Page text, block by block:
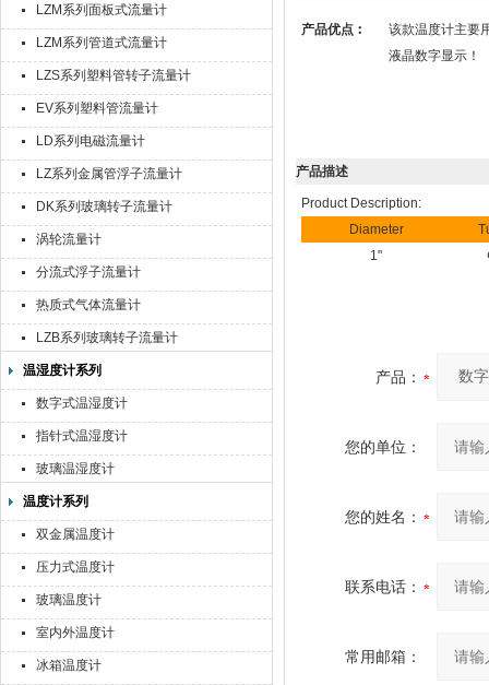
LZM系列面板式流量计
LZM系列管道式流量计
LZS系列塑料管转子流量计
EV系列塑料管流量计
LD系列电磁流量计
LZ系列金属管浮子流量计
DK系列玻璃转子流量计
涡轮流量计
分流式浮子流量计
热质式气体流量计
LZB系列玻璃转子流量计
温湿度计系列
数字式温湿度计
指针式温湿度计
玻璃温湿度计
温度计系列
双金属温度计
压力式温度计
玻璃温度计
室内外温度计
冰箱温度计
Accessories/
1“
产品优点︰
该款温度计主要
液晶数字显示！
产品描述
Product Description:
Diameter
1"
产品：
您的单位：
您的姓名：
联系电话：
常用邮箱：